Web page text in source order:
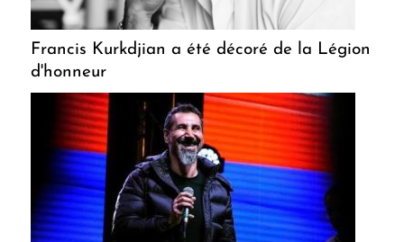
Francis Kurkdjian a été décoré de la Légion
d'honneur